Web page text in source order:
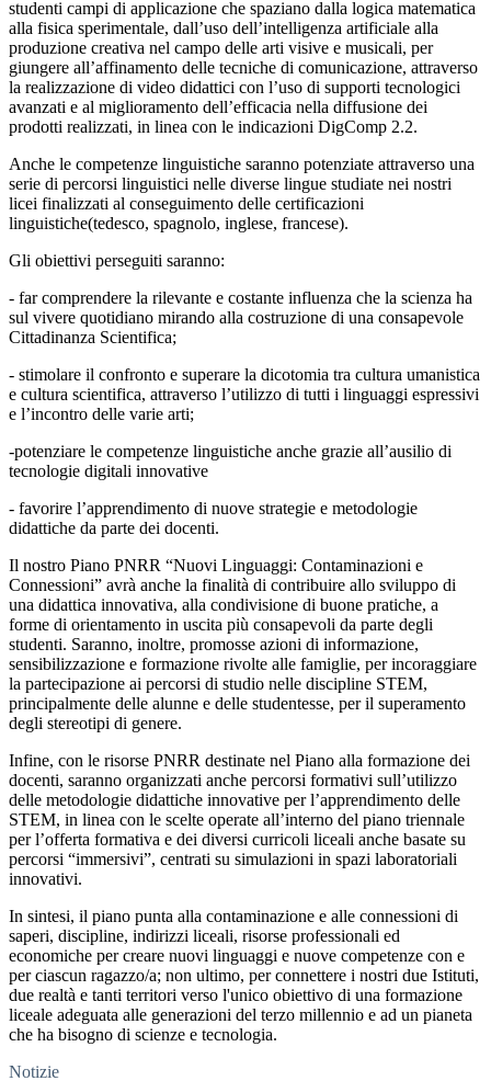
studenti campi di applicazione che spaziano dalla logica matematica
alla fisica sperimentale, dall’uso dell’intelligenza artificiale alla
produzione creativa nel campo delle arti visive e musicali, per
giungere all’affinamento delle tecniche di comunicazione, attraverso
la realizzazione di video didattici con l’uso di supporti tecnologici
avanzati e al miglioramento dell’efficacia nella diffusione dei
prodotti realizzati, in linea con le indicazioni DigComp 2.2.
Anche le competenze linguistiche saranno potenziate attraverso una
serie di percorsi linguistici nelle diverse lingue studiate nei nostri
licei finalizzati al conseguimento delle certificazioni
linguistiche(tedesco, spagnolo, inglese, francese).
Gli obiettivi perseguiti saranno:
- far comprendere la rilevante e costante influenza che la scienza ha
sul vivere quotidiano mirando alla costruzione di una consapevole
Cittadinanza Scientifica;
- stimolare il confronto e superare la dicotomia tra cultura umanistica
e cultura scientifica, attraverso l’utilizzo di tutti i linguaggi espressivi
e l’incontro delle varie arti;
-potenziare le competenze linguistiche anche grazie all’ausilio di
tecnologie digitali innovative
- favorire l’apprendimento di nuove strategie e metodologie
didattiche da parte dei docenti.
Il nostro Piano PNRR “Nuovi Linguaggi: Contaminazioni e
Connessioni” avrà anche la finalità di contribuire allo sviluppo di
una didattica innovativa, alla condivisione di buone pratiche, a
forme di orientamento in uscita più consapevoli da parte degli
studenti. Saranno, inoltre, promosse azioni di informazione,
sensibilizzazione e formazione rivolte alle famiglie, per incoraggiare
la partecipazione ai percorsi di studio nelle discipline STEM,
principalmente delle alunne e delle studentesse, per il superamento
degli stereotipi di genere.
Infine, con le risorse PNRR destinate nel Piano alla formazione dei
docenti, saranno organizzati anche percorsi formativi sull’utilizzo
delle metodologie didattiche innovative per l’apprendimento delle
STEM, in linea con le scelte operate all’interno del piano triennale
per l’offerta formativa e dei diversi curricoli liceali anche basate su
percorsi “immersivi”, centrati su simulazioni in spazi laboratoriali
innovativi.
In sintesi, il piano punta alla contaminazione e alle connessioni di
saperi, discipline, indirizzi liceali, risorse professionali ed
economiche per creare nuovi linguaggi e nuove competenze con e
per ciascun ragazzo/a; non ultimo, per connettere i nostri due Istituti,
due realtà e tanti territori verso l'unico obiettivo di una formazione
liceale adeguata alle generazioni del terzo millennio e ad un pianeta
che ha bisogno di scienze e tecnologia.
Notizie